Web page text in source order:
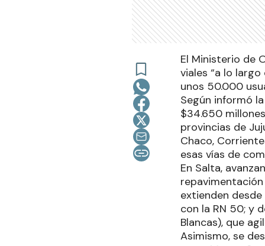
El Ministerio de
viales “a lo
unos 50.000
Según informó
$34.650
provincias de
Chaco,
esas vías de
En Salta,
extienden desde
con la RN 50; y
Blancas), que
Asimismo, se